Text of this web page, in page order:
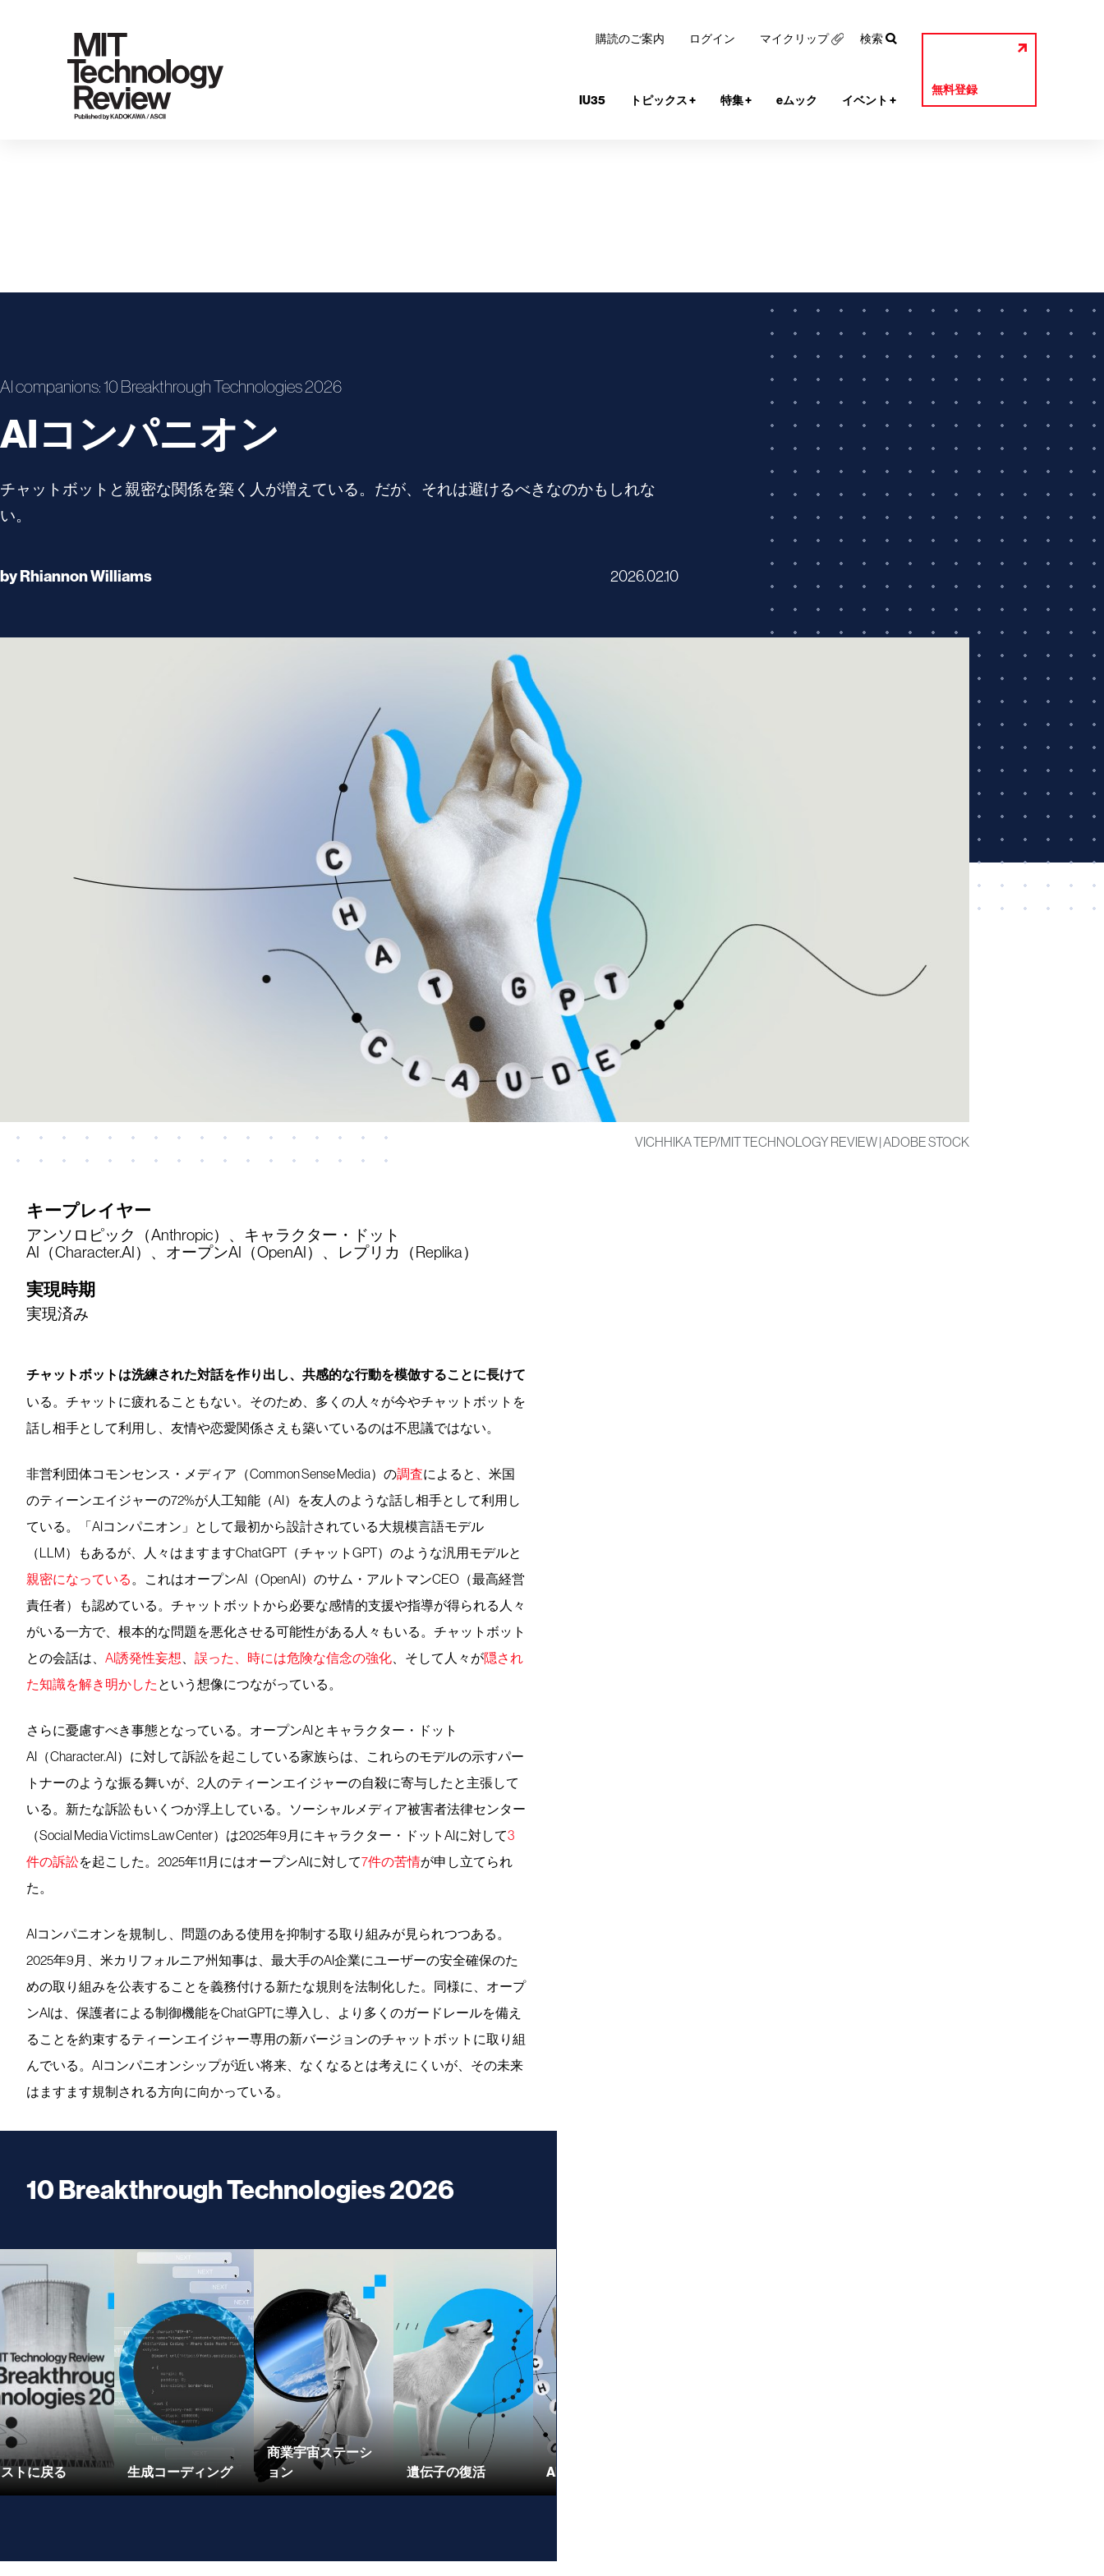
IU35 トピックス+ 特集+ eムック イベント +
無料登録
購読のご案内 ログイン マイクリップ 検索
AI companions: 10 Breakthrough Technologies 2026
AIコンパニオン
チャットボットと親密な関係を築く人が増えている。だが、それは避けるべきなのかもしれな
い。
byRhiannon Williams 2026.02.10
VICHHIKA TEP/MIT TECHNOLOGY REVIEW | ADOBE STOCK
キープレイヤー
アンソロピック（Anthropic）、キャラクター・ドット
AI（Character.AI）、オープンAI（OpenAI）、レプリカ（Replika）
実現時期
実現済み
チャットボットは洗練された対話を作り出し、共感的な行動を模倣することに長けて
いる。チャットに疲れることもない。そのため、多くの人々が今やチャットボットを
話し相手として利用し、友情や恋愛関係さえも築いているのは不思議ではない。
非営利団体コモンセンス・メディア（Common Sense Media）の調査によると、米国
のティーンエイジャーの72%が人工知能（AI）を友人のような話し相手として利用し
ている。「AIコンパニオン」として最初から設計されている大規模言語モデル
（LLM）もあるが、人々はますますChatGPT（チャットGPT）のような汎用モデルと
親密になっている 。これはオープンAI（OpenAI）のサム・アルトマンCEO（最高経営
責任者）も認めている。チャットボットから必要な感情的支援や指導が得られる人々
がいる一方で、根本的な問題を悪化させる可能性がある人々もいる。チャットボット
との会話は、 AI誘発性妄想 誤った、時には危険な信念の強化 、そして人々が隠され
た知識を解き明かした という想像につながっている。
さらに憂慮すべき事態となっている。オープンAIとキャラクター・ドット
AI（Character.AI）に対して訴訟を起こしている家族らは、これらのモデルの示すパー
トナーのような振る舞いが、2人のティーンエイジャーの自殺に寄与したと主張して
いる。新たな訴訟もいくつか浮上している。ソーシャルメディア被害者法律センター
（Social Media Victims Law Center）は2025年9月にキャラクター・ドットAIに対して3
件の訴訟を起こした。2025年11月にはオープンAIに対して7件の苦情が申し立てられ
た。
AIコンパニオンを規制し、問題のある使用を抑制する取り組みが見られつつある。
2025年9月、米カリフォルニア州知事は、最大手のAI企業にユーザーの安全確保のた
めの取り組みを公表することを義務付ける新たな規則を法制化した。同様に、オープ
ンAIは、保護者による制御機能をChatGPTに導入し、より多くのガードレールを備え
ることを約束するティーンエイジャー専用の新バージョンのチャットボットに取り組
んでいる。AIコンパニオンシップが近い将来、なくなるとは考えにくいが、その未来
はますます規制される方向に向かっている。
10 Breakthrough Technologies 2026
トに戻る 生成コーディング
商業宇宙ステーシ
ョン
遺伝子の復活 AIコンパニオン